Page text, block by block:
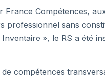
Compétences,
professionnel sans
», le RS a été
compétences